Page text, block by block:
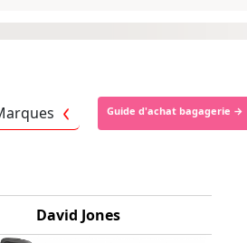
Guide d'achat bagagerie →
David Jones